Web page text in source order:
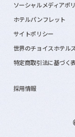
ソーシャルメディアポ
ホテルパンフレット
サイトポリシー
世界のチョイスホテル
特定商取引法に基づく
採用情報